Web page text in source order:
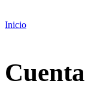
Inicio